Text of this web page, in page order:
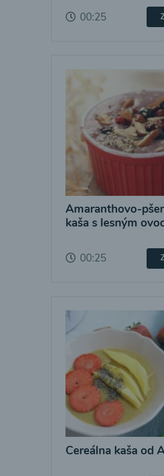
00:25
Amaranthovo-
kaša s lesným
00:25
Cereálna kaša od